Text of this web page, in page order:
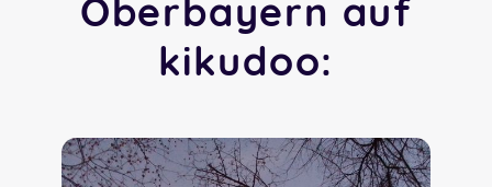
Oberbayern auf
kikudoo: